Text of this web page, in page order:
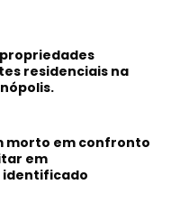
residenciais na
morto em confronto
em
identificado